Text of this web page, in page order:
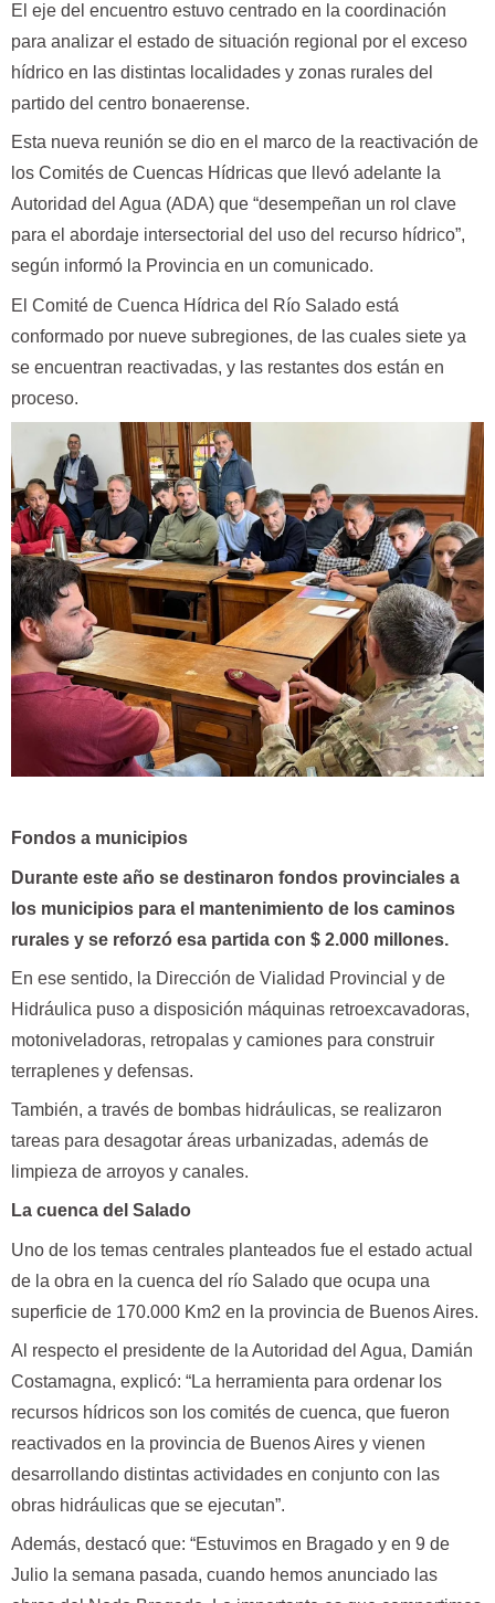
El eje del encuentro estuvo centrado en la coordinación
para analizar el estado de situación regional por el exceso
hídrico en las distintas localidades y zonas rurales del
partido del centro bonaerense.
Esta nueva reunión se dio en el marco de la reactivación de
los Comités de Cuencas Hídricas que llevó adelante la
Autoridad del Agua (ADA) que “desempeñan un rol clave
para el abordaje intersectorial del uso del recurso hídrico”,
según informó la Provincia en un comunicado.
El Comité de Cuenca Hídrica del Río Salado está
conformado por nueve subregiones, de las cuales siete ya
se encuentran reactivadas, y las restantes dos están en
proceso.
Fondos a municipios
Durante este año se destinaron fondos provinciales a
los municipios para el mantenimiento de los caminos
rurales y se reforzó esa partida con $ 2.000 millones.
En ese sentido, la Dirección de Vialidad Provincial y de
Hidráulica puso a disposición máquinas retroexcavadoras,
motoniveladoras, retropalas y camiones para construir
terraplenes y defensas.
También, a través de bombas hidráulicas, se realizaron
tareas para desagotar áreas urbanizadas, además de
limpieza de arroyos y canales.
La cuenca del Salado
Uno de los temas centrales planteados fue el estado actual
de la obra en la cuenca del río Salado que ocupa una
superficie de 170.000 Km2 en la provincia de Buenos Aires.
Al respecto el presidente de la Autoridad del Agua, Damián
Costamagna, explicó: “La herramienta para ordenar los
recursos hídricos son los comités de cuenca, que fueron
reactivados en la provincia de Buenos Aires y vienen
desarrollando distintas actividades en conjunto con las
obras hidráulicas que se ejecutan”.
Además, destacó que: “Estuvimos en Bragado y en 9 de
Julio la semana pasada, cuando hemos anunciado las